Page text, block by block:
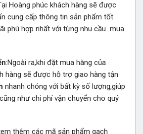
Hoàng phúc khách hàng sẽ được
cung cấp thông tin sản phẩm tốt
phù hợp nhất với từng nhu cầu mua
:Ngoài ra,khi đặt mua hàng của
hàng sẽ được hỗ trợ giao hàng tận
nhanh chóng với bất kỳ số lượng,giúp
như chi phí vận chuyển cho quý
thêm các mã sản phẩm gạch